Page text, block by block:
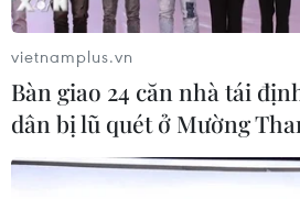
vietnamplus.vn
Bàn giao 24 căn nhà tái
dân bị lũ quét ở Mường